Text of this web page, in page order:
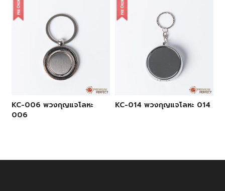
KC-006 พวงกุญแจโลหะ
006
KC-014 พวงกุญแจโลหะ 014